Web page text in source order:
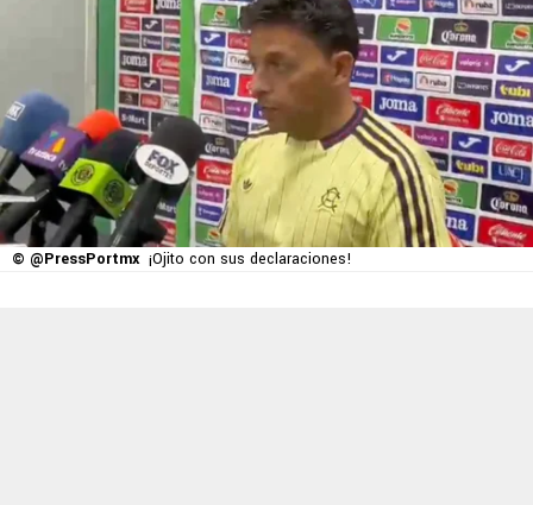
© @PressPortmx ¡Ojito con sus declaraciones!